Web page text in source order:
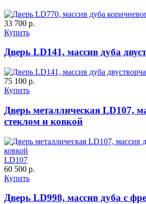
33 700 р.
Купить
Дверь LD141, массив дуба
75 100 р.
Купить
Дверь металлическая LD107,
стеклом и ковкой
LD107
60 500 р.
Купить
Дверь LD998, массив дуба с